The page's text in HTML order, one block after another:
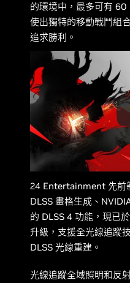
的環境中，最多可有 60
使出獨特的移動戰鬥組
追求勝利。
24 Entertainment 先前
DLSS 畫格生成、
的 DLSS 4 功能，現已
升級，支援全光線追蹤
DLSS 光線重建。
光線追蹤全域照明和反